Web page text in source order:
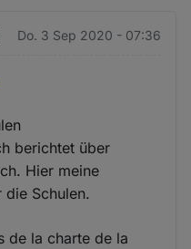
Do. 3 Sep 2020 - 07:36
berichtet über
Hier meine
Schulen.
de la charte de la